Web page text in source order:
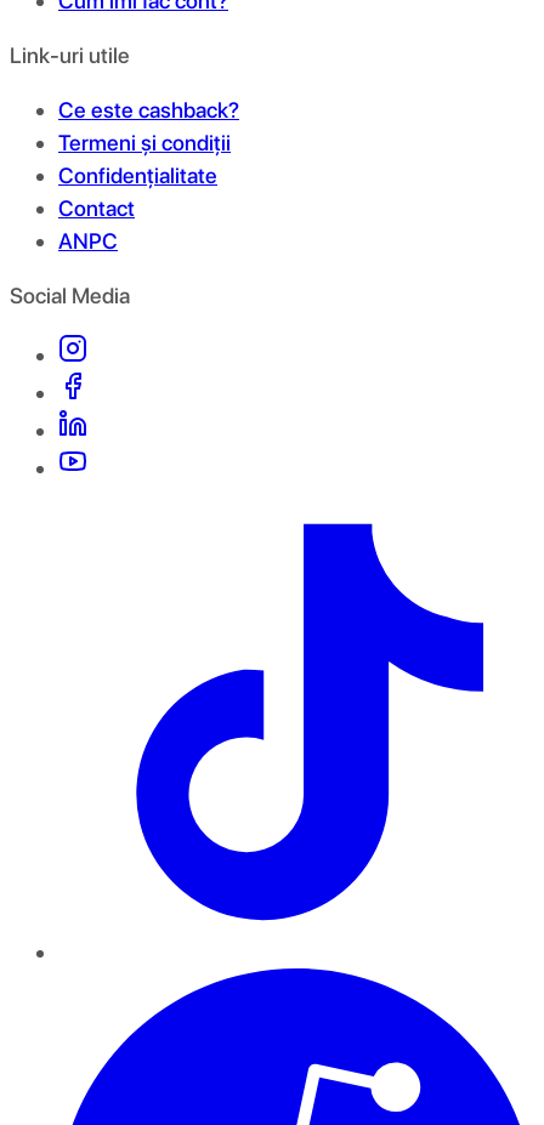
Link-uri utile
Ce este cashback?
Termeni și condiții
Confidențialitate
Contact
ANPC
Social Media